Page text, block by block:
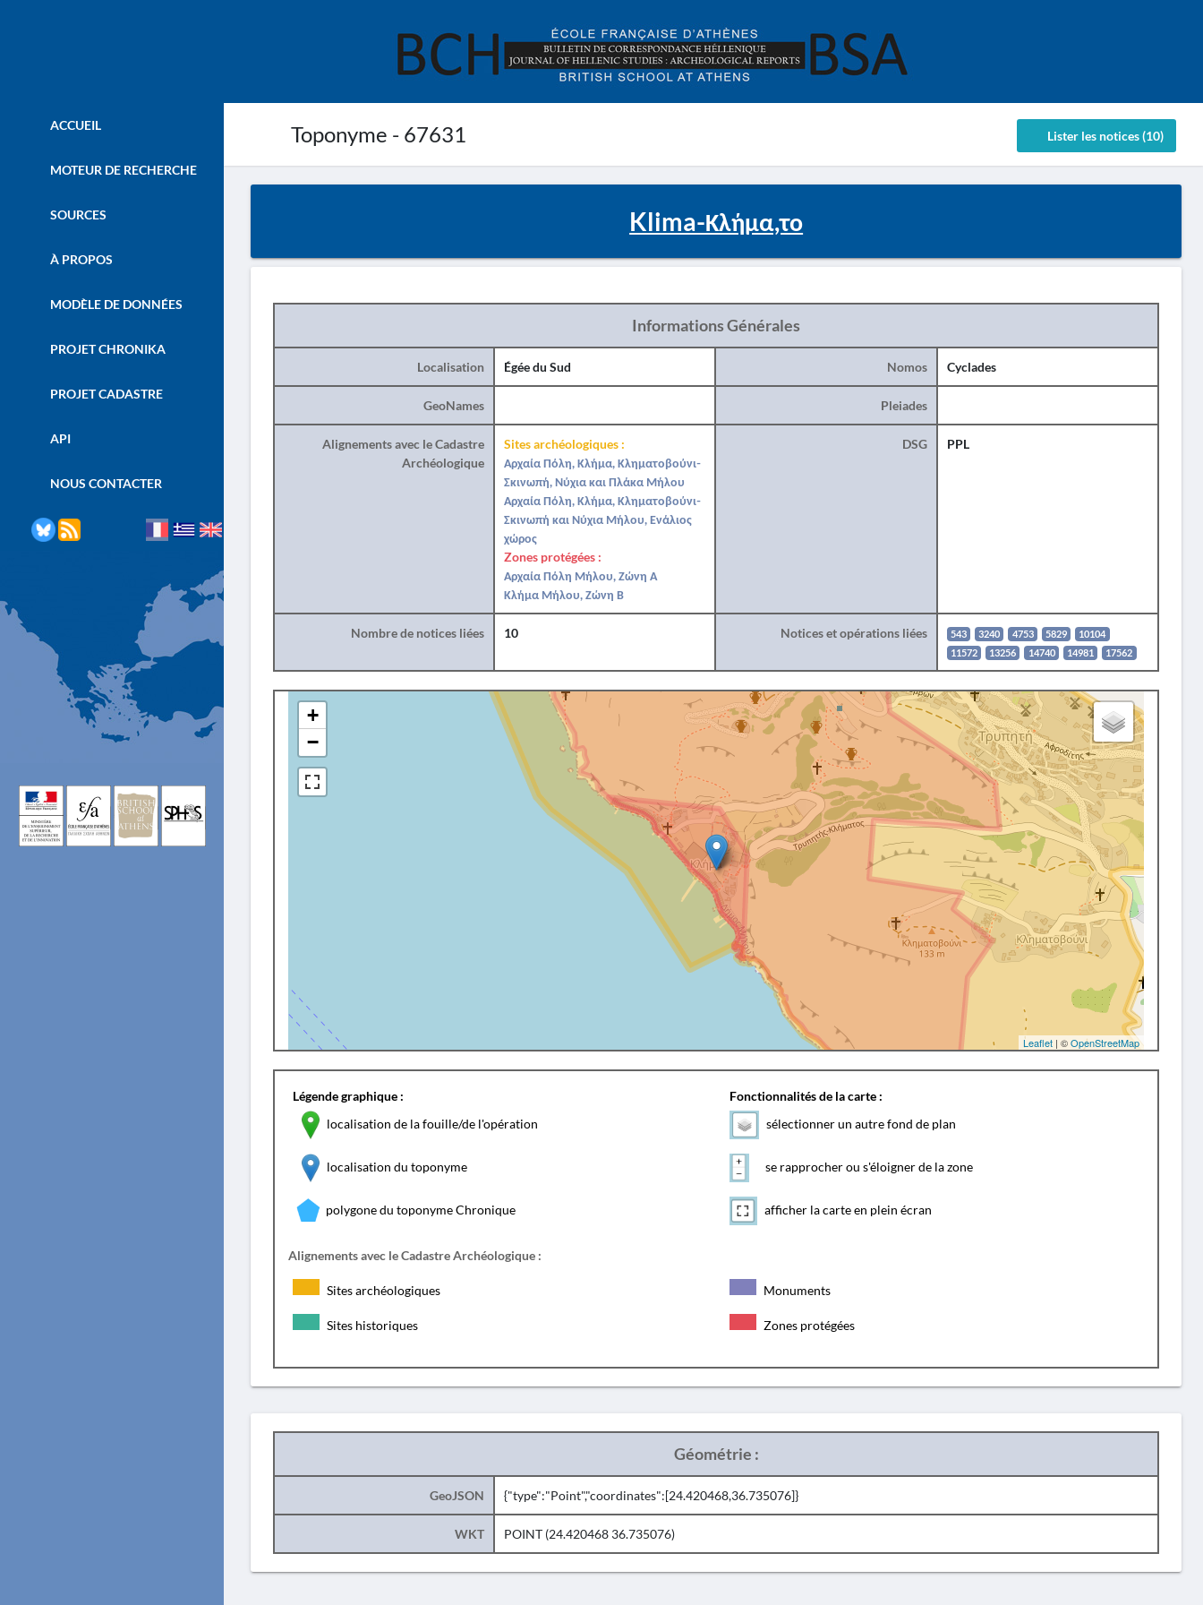
Toponyme - 67631 Lister les notices (10)
ACCUEIL
MOTEUR DE RECHERCHE
SOURCES
À PROPOS
MODÈLE DE DONNÉES
PROJET CHRONIKA
PROJET CADASTRE
API
NOUS CONTACTER
Klima-Κλήμα,το
Informations Générales
Localisation Égée du Sud Nomos Cyclades
GeoNames Pleiades
Alignements avec le Cadastre
Archéologique
Sites archéologiques :
Αρχαία Πόλη, Κλήμα, Κληματοβούνι-
Σκινωπή, Νύχια και Πλάκα Μήλου
Αρχαία Πόλη, Κλήμα, Κληματοβούνι-
Σκινωπή και Νύχια Μήλου, Ενάλιος
χώρος
Zones protégées :
Αρχαία Πόλη Μήλου, Ζώνη Α
Κλήμα Μήλου, Ζώνη Β
DSG PPL
Nombre de notices liées 10 Notices et opérations liées 543 3240 4753 5829
10104
11572
13256 14740 14981 17562
+
−
Leaflet | ©OpenStreetMap
Légende graphique :
localisation de la fouille/de l'opération
localisation du toponyme
polygone du toponyme Chronique
Fonctionnalités de la carte :
sélectionner un autre fond de plan
se rapprocher ou s'éloigner de la zone
afficher la carte en plein écran
Alignements avec le Cadastre Archéologique :
Sites archéologiques Monuments
Sites historiques Zones protégées
Géométrie :
GeoJSON {"type":"Point","coordinates":[24.420468,36.735076]}
WKT POINT (24.420468 36.735076)